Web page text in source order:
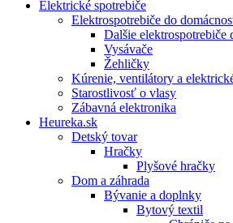
Elektrické spotrebiče
Elektrospotrebiče do
Dalšie elektrospotrebiče
Vysávače
Žehličky
Kúrenie, ventilátory a
Starostlivosť o vlasy
Zábavná elektronika
Heureka.sk
Detský tovar
Hračky
Plyšové hračky
Dom a záhrada
Bývanie a doplnky
Bytový textil